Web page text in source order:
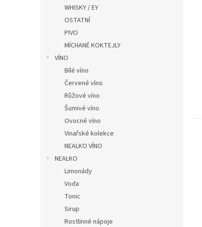
WHISKY / EY
OSTATNÍ
PIVO
MÍCHANÉ KOKTEJLY
VÍNO
Bílé víno
Červené víno
Růžové víno
Šumivé víno
Ovocné víno
Vinařské kolekce
NEALKO VÍNO
NEALKO
Limonády
Voda
Tonic
Sirup
Rostlinné nápoje